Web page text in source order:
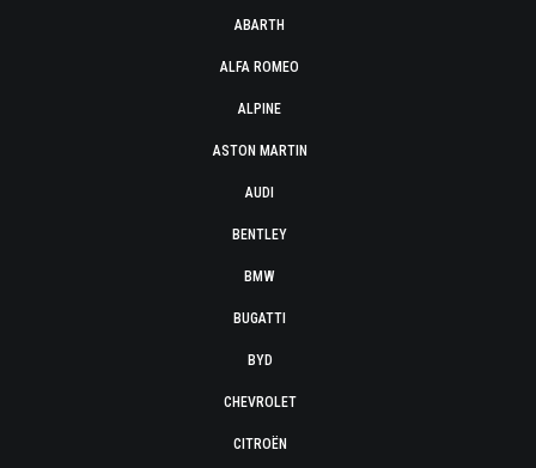
ABARTH
ALFA ROMEO
ALPINE
ASTON MARTIN
AUDI
BENTLEY
BMW
BUGATTI
BYD
CHEVROLET
CITROËN